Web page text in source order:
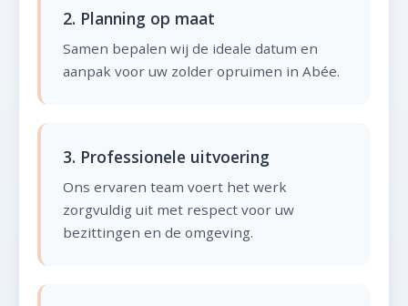
2. Planning op maat
Samen bepalen wij de ideale datum en
aanpak voor uw zolder opruimen in Abée.
3. Professionele uitvoering
Ons ervaren team voert het werk
zorgvuldig uit met respect voor uw
bezittingen en de omgeving.